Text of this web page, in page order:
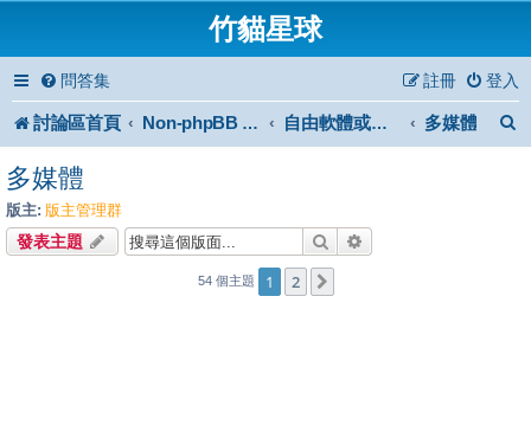
竹貓星球
問答集 登入
註冊
討論區首頁 Non-phpBB specific 自由軟體或免費軟體 多媒體
多媒體
版主: 版主管理群
發表主題 搜尋
54 個主題 1 2